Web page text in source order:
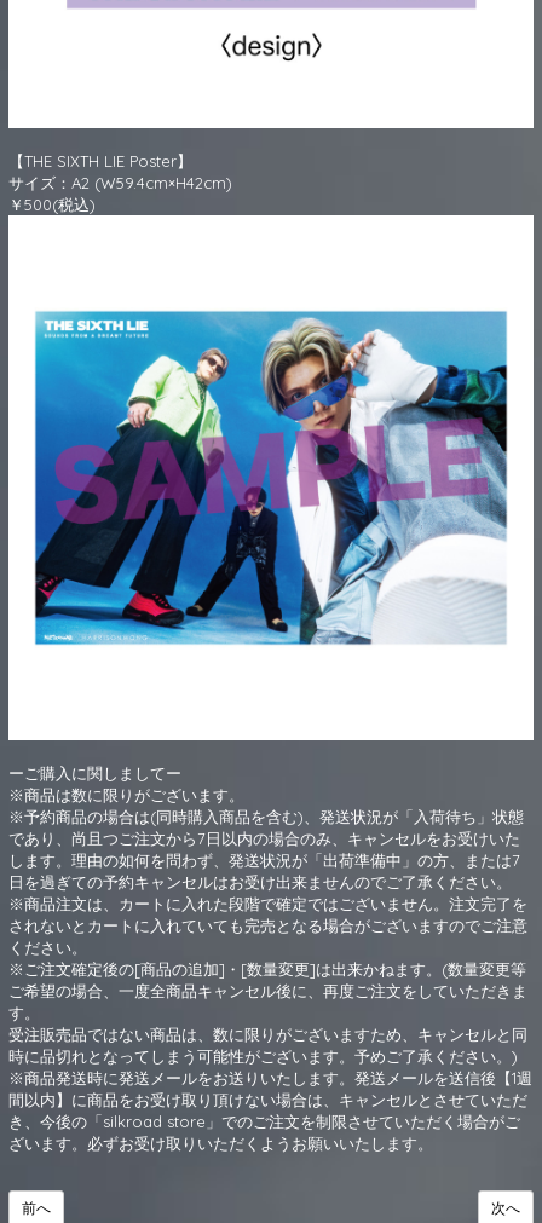
【THE SIXTH LIE Poster】
サイズ：A2 (W59.4cm×H42cm)
￥500(税込)
ーご購入に関しましてー
※商品は数に限りがございます。
※予約商品の場合は(同時購入商品を含む)、発送状況が「入荷待ち」状態
であり、尚且つご注文から7日以内の場合のみ、キャンセルをお受けいた
します。理由の如何を問わず、発送状況が「出荷準備中」の方、または7
日を過ぎての予約キャンセルはお受け出来ませんのでご了承ください。
※商品注文は、カートに入れた段階で確定ではございません。注文完了を
されないとカートに入れていても完売となる場合がございますのでご注意
ください。
※ご注文確定後の[商品の追加]・[数量変更]は出来かねます。(数量変更等
ご希望の場合、一度全商品キャンセル後に、再度ご注文をしていただきま
す。
受注販売品ではない商品は、数に限りがございますため、キャンセルと同
時に品切れとなってしまう可能性がございます。予めご了承ください。)
※商品発送時に発送メールをお送りいたします。発送メールを送信後【1週
間以内】に商品をお受け取り頂けない場合は、キャンセルとさせていただ
き、今後の「silkroad store」でのご注文を制限させていただく場合がご
ざいます。必ずお受け取りいただくようお願いいたします。
次へ
前へ